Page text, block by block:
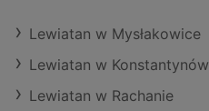
Lewiatan w Mysłakowice
Lewiatan w Konstantynów
Lewiatan w Rachanie